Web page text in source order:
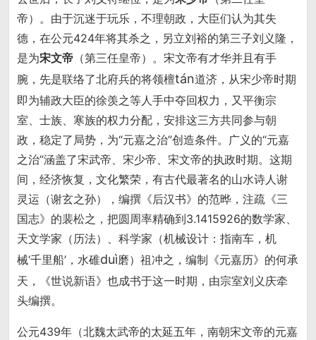
帝）。由于沉迷于玩乐，不理朝政，大臣们认为其失
德，在公元424年将其杀之，另立刘裕的第三子刘义隆，
是为宋文帝 （第三任皇帝）。宋文帝有才华并且有手
腕，先是联络了北府兵的将领檀tán道济，从宋少帝时期
即为辅政大臣的徐羡之等人手中夺回权力，又平衡宗
室、士族、寒族的权力分配，安排这三方共同参与朝
政，稳定了局势，为“元嘉之治”创造条件。广义的“元嘉
之治”涵盖了宋武帝、宋少帝、宋文帝的执政时期。这期
间，经济恢复，文化繁荣，有古代最著名的山水诗人谢
灵运（谢玄之孙），编撰《后汉书》的范晔，注疏《三
国志》的裴松之，把圆周率精确到3.1415926的数学家、
天文学家（历法）、科学家（机械设计：指南车，机
械‘千里船’，水碓duì磨）祖冲之，编制《元嘉历》的何承
天，《世说新语》也成书于这一时期，由宗室刘义庆牵
头编撰。
公元439年（北魏太武帝的太延五年，南朝宋文帝的元嘉